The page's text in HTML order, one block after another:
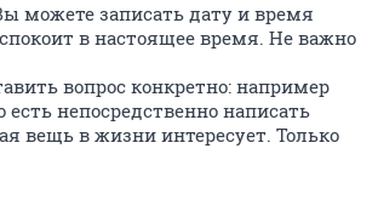
можете записать дату и время
в настоящее время. Не важно
вопрос конкретно: например
есть непосредственно написать
вещь в жизни интересует. Только